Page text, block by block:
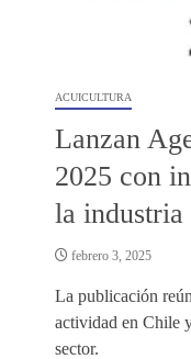
ACUICULTURA
Lanzan
2025 con
la industria
febrero 3, 2025
La publicación
actividad en Chile
sector.